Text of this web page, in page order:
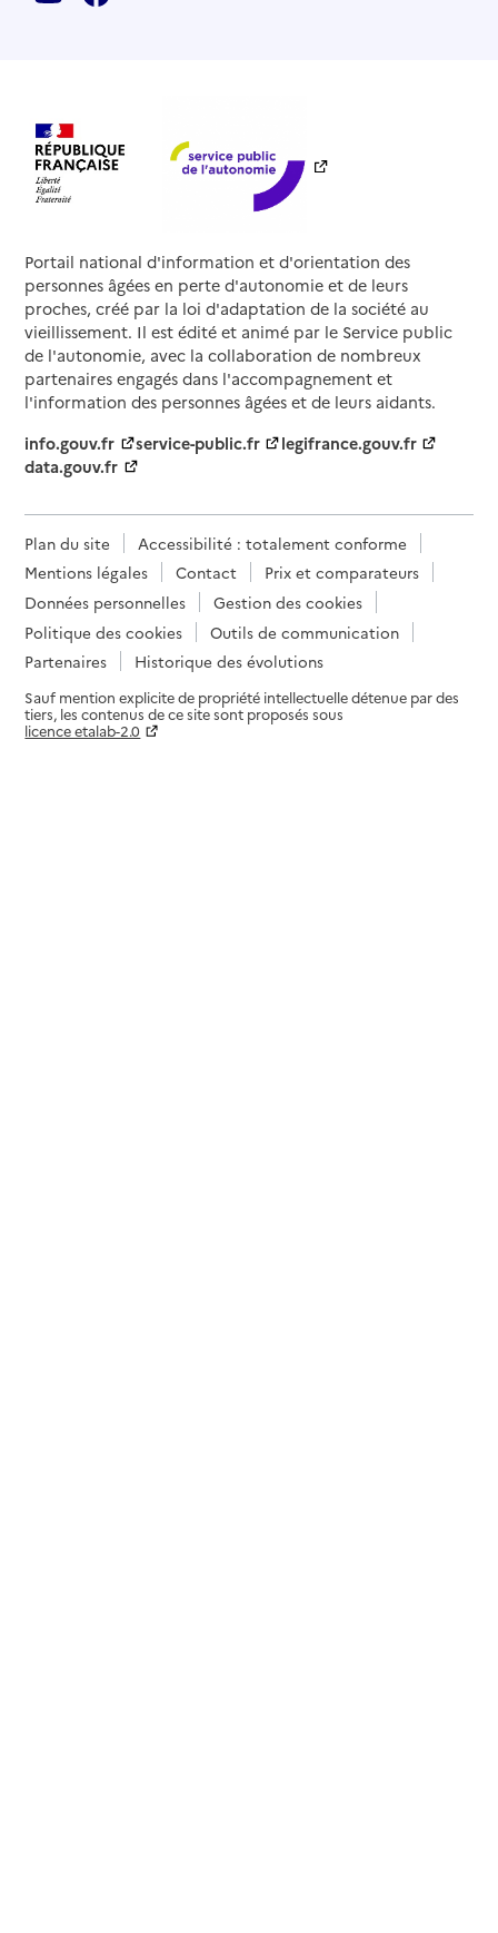
Portail national d'information et d'orientation des
personnes âgées en perte d'autonomie et de leurs
proches, créé par la loi d'adaptation de la société au
vieillissement. Il est édité et animé par le Service public
de l'autonomie, avec la collaboration de nombreux
partenaires engagés dans l'accompagnement et
l'information des personnes âgées et de leurs aidants.
info.gouv.fr
service-public.fr
legifrance.gouv.fr
data.gouv.fr
Plan du site
Accessibilité : totalement conforme
Mentions légales
Contact
Prix et comparateurs
Données personnelles
Gestion des cookies
Politique des cookies
Outils de communication
Partenaires
Historique des évolutions
Sauf mention explicite de propriété intellectuelle détenue par des
tiers, les contenus de ce site sont proposés sous
licence etalab-2.0